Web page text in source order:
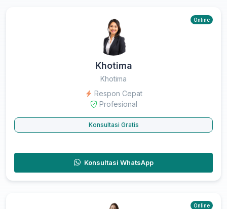
Online
Khotima
Khotima
Respon Cepat
Profesional
Konsultasi Gratis
Konsultasi WhatsApp
Online